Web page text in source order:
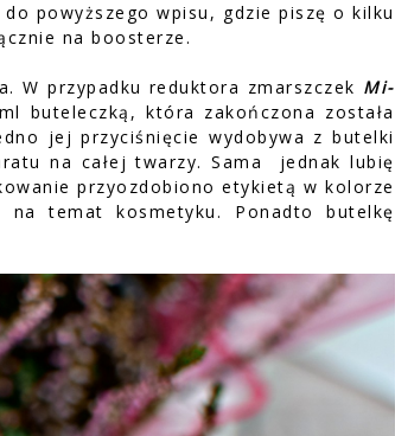
powyższego wpisu, gdzie piszę o kilku
na boosterze.
W przypadku reduktora zmarszczek Mi-
buteleczką, która zakończona została
jej przyciśnięcie wydobywa z butelki
na całej twarzy. Sama
jednak lubię
przyozdobiono etykietą w kolorze
temat kosmetyku. Ponadto butelkę